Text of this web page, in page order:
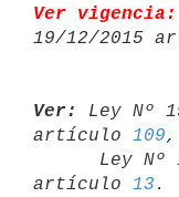
Ver vigencia:
19/12/2015
Ver:
Ley Nº
artículo 109,
artículo 13